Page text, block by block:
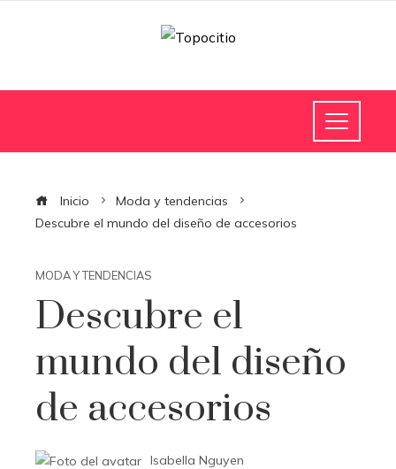
Inicio
Moda y tendencias
Descubre el mundo del diseño de accesorios
MODA Y TENDENCIAS
Descubre el
mundo del diseño
de accesorios
Isabella Nguyen